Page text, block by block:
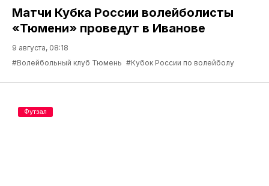
Матчи Кубка России волейболисты
«Тюмени» проведут в Иванове
9 августа, 08:18
#Волейбольный клуб Тюмень #Кубок России по волейболу
Футзал